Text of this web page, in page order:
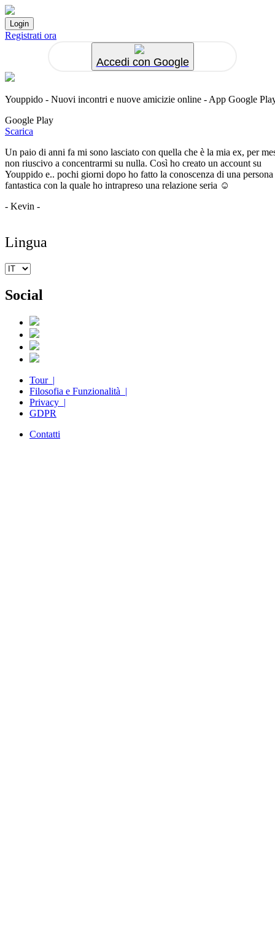
Registrati ora
Accedi con Google
Youppido - Nuovi incontri e nuove amicizie online - App Google
Google Play
Scarica
Un paio di anni fa mi sono lasciato con quella che è la mia ex, per
non riuscivo a concentrarmi su nulla. Così ho creato un account su
Youppido e.. pochi giorni dopo ho fatto la conoscenza di una persona
fantastica con la quale ho intrapreso una relazione seria ☺️
- Kevin -
Lingua
Social
Tour |
Filosofia e Funzionalità |
Privacy |
GDPR
Contatti